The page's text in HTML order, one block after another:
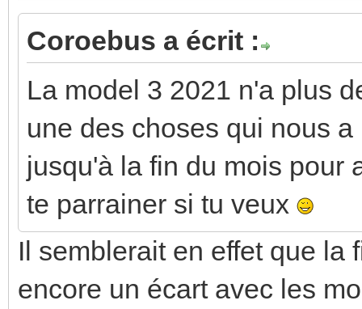
Coroebus a écrit :
La model 3 2021 n'a plus
une des choses qui nous
jusqu'à la fin du mois pour
te parrainer si tu veux
Il semblerait en effet que la
encore un écart avec les